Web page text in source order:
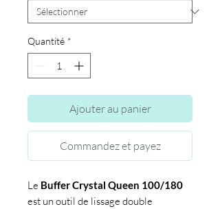
Quantité *
Ajouter au panier
Commandez et payez
Le Buffer Crystal Queen 100/180
est un outil de lissage double